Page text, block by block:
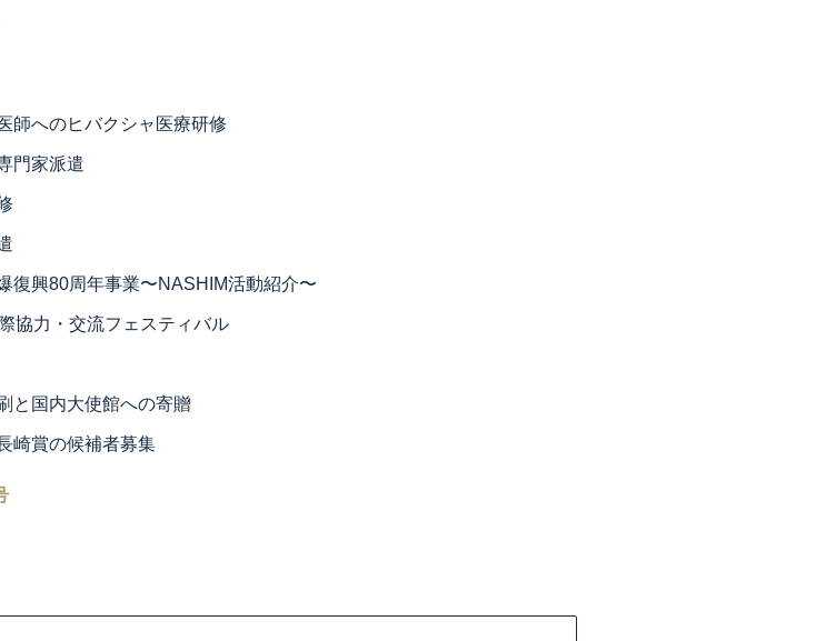
師へのヒバクシャ医療研修
門家派遣
復興80周年事業〜NASHIM活動紹介〜
協力・交流フェスティバル
と国内大使館への寄贈
崎賞の候補者募集